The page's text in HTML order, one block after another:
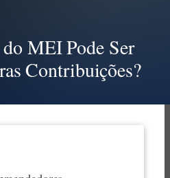
MEI Pode Ser
Contribuições?